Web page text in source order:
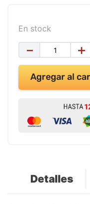
En stock
＋
－
Agregar al
Detalles